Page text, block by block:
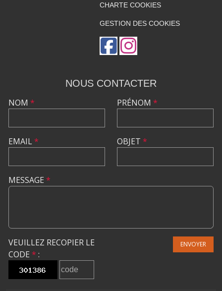
CHARTE COOKIES
GESTION DES COOKIES
NOUS CONTACTER
NOM *
EMAIL*
PRÉNOM *
OBJET *
MESSAGE *
VEUILLEZ RECOPIER LE
CODE * :
ENVOYER